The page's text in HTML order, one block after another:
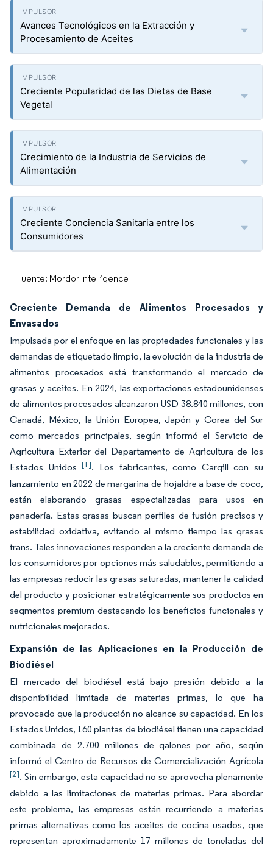
Avances Tecnológicos en la Extracción y
Procesamiento de Aceites
Creciente Popularidad de las Dietas de Base
Vegetal
Crecimiento de la Industria de Servicios de
Alimentación
Creciente Conciencia Sanitaria entre los
Consumidores
Fuente: Mordor Intelligence
Creciente Demanda de Alimentos Procesados y
Envasados
Impulsada por el enfoque en las propiedades funcionales y las
demandas de etiquetado limpio, la evolución de la industria de
alimentos procesados está transformando el mercado de
grasas y aceites. En 2024, las exportaciones estadounidenses
de alimentos procesados alcanzaron USD 38.840 millones, con
Canadá, México, la Unión Europea, Japón y Corea del Sur
como mercados principales, según informó el Servicio de
Agricultura Exterior del Departamento de Agricultura de los
Estados Unidos[1]. Los fabricantes, como Cargill con su
lanzamiento en 2022 de margarina de hojaldre a base de coco,
están elaborando grasas especializadas para usos en
panadería. Estas grasas buscan perfiles de fusión precisos y
estabilidad oxidativa, evitando al mismo tiempo las grasas
trans. Tales innovaciones responden a la creciente demanda de
los consumidores por opciones más saludables, permitiendo a
las empresas reducir las grasas saturadas, mantener la calidad
del producto y posicionar estratégicamente sus productos en
segmentos premium destacando los beneficios funcionales y
nutricionales mejorados.
Expansión de las Aplicaciones en la Producción de
Biodiésel
El mercado del biodiésel está bajo presión debido a la
disponibilidad limitada de materias primas, lo que ha
provocado que la producción no alcance su capacidad. En los
Estados Unidos, 160 plantas de biodiésel tienen una capacidad
combinada de 2.700 millones de galones por año, según
informó el Centro de Recursos de Comercialización Agrícola
[2]. Sin embargo, esta capacidad no se aprovecha plenamente
debido a las limitaciones de materias primas. Para abordar
este problema, las empresas están recurriendo a materias
primas alternativas como los aceites de cocina usados, que
representan aproximadamente 17 millones de toneladas del